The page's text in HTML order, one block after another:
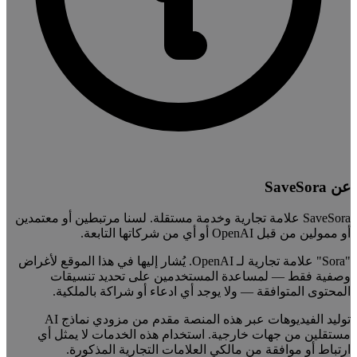
عن SaveSora
SaveSora علامة تجارية وخدمة مستقلة. لسنا مرتبطين أو معتمدين
أو ممولين من قبل OpenAI أو أي من شركاتها التابعة.
"Sora" علامة تجارية لـ OpenAI. يُشار إليها في هذا الموقع لأغراض
وصفية فقط — لمساعدة المستخدمين على تحديد تنسيقات
المحتوى المتوافقة — ولا يوجد أي ادعاء أو شراكة بالملكية.
توليد الفيديوهات عبر هذه المنصة مقدم من مزودي نماذج AI
مستقلين من جهات خارجية. استخدام هذه الخدمات لا يمثل أي
ارتباط أو موافقة من مالكي العلامات التجارية المذكورة.